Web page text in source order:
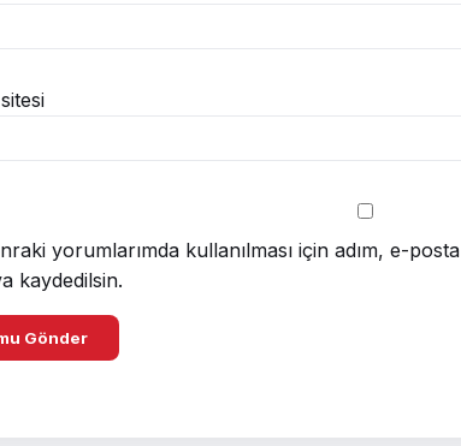
yorumlarımda kullanılması için adım, e-
kaydedilsin.